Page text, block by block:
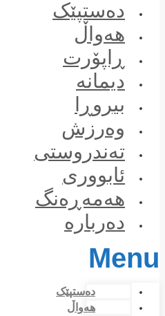
دەستپێک
هەواڵ
ڕاپۆرت
دیمانە
بیروڕا
وەرزش
تەندروستی
ئابووری
هەمەڕەنگ
دەربارە
Menu
دەستپێک
هەواڵ